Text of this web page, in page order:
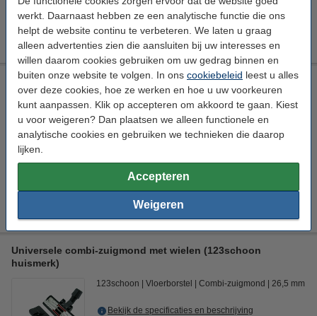
werkt. Daarnaast hebben ze een analytische functie die ons
helpt de website continu te verbeteren. We laten u graag
alleen advertenties zien die aansluiten bij uw interesses en
willen daarom cookies gebruiken om uw gedrag binnen en
buiten onze website te volgen. In ons cookiebeleid leest u alles
over deze cookies, hoe ze werken en hoe u uw voorkeuren
kunt aanpassen. Klik op accepteren om akkoord te gaan. Kiest
u voor weigeren? Dan plaatsen we alleen functionele en
analytische cookies en gebruiken we technieken die daarop
lijken.
Accepteren
Weigeren
HG adviesprijs
€ 5,49 Bestellen
Universeel stofzuiger-opzetstuk 32 mm plumeau (123schoon
huismerk)
123schoon Opzetborstel Plumeauborstel
Bekijk de specificaties en beschrijving
Nu bestellen is maandag in huis
Universele combi-zuigmond met wielen (123schoon
huismerk)
123schoon Vloerborstel Combi-zuigmond 26,5 mm
Bekijk de specificaties en beschrijving